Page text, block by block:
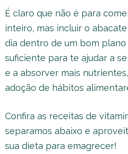
É claro que não é para
inteiro, mas incluir o
dia dentro de um bom
suficiente para te ajudar a
e a absorver mais
adoção de hábitos
Confira as receitas de
separamos abaixo e
sua dieta para emagrecer!